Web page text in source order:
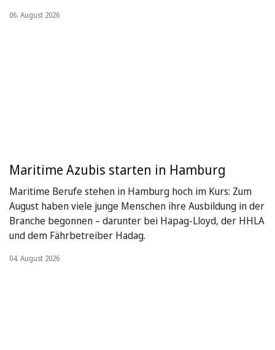
06. August 2026
Maritime Azubis starten in Hamburg
Maritime Berufe stehen in Hamburg hoch im Kurs: Zum
August haben viele junge Menschen ihre Ausbildung in der
Branche begonnen – darunter bei Hapag-Lloyd, der HHLA
und dem Fährbetreiber Hadag.
04. August 2026